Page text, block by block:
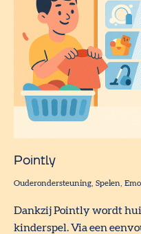
Pointly
Ouderondersteuning Spelen
Dankzij Pointly wordt
kinderspel. Via een